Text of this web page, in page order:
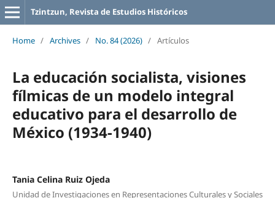
Tzintzun, Revista de Estudios Históricos
Home / Archives / No. 84 (2026) / Artículos
La educación socialista, visiones
fílmicas de un modelo integral
educativo para el desarrollo de
México (1934-1940)
Tania Celina Ruiz Ojeda
Unidad de Investigaciones en Representaciones Culturales y Sociales